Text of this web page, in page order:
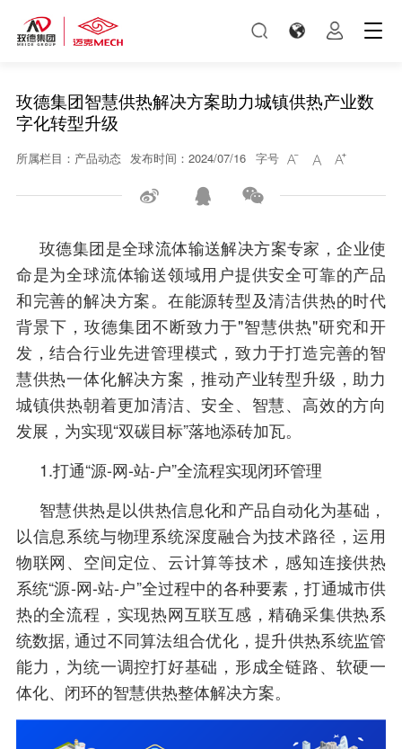
玫德集团智慧供热解决方案助力城镇供热产业数
字化转型升级
所属栏目：产品动态 发布时间：2024/07/16 字号   
  
玫德集团是全球流体输送解决方案专家，企业使
命是为全球流体输送领域用户提供安全可靠的产品
和完善的解决方案。在能源转型及清洁供热的时代
背景下，玫德集团不断致力于"智慧供热"研究和开
发，结合行业先进管理模式，致力于打造完善的智
慧供热一体化解决方案，推动产业转型升级，助力
城镇供热朝着更加清洁、安全、智慧、高效的方向
发展，为实现“双碳目标”落地添砖加瓦。
1.打通“源-网-站-户”全流程实现闭环管理
智慧供热是以供热信息化和产品自动化为基础，
以信息系统与物理系统深度融合为技术路径，运用
物联网、空间定位、云计算等技术，感知连接供热
系统“源-网-站-户”全过程中的各种要素，打通城市供
热的全流程，实现热网互联互感，精确采集供热系
统数据, 通过不同算法组合优化，提升供热系统监管
能力，为统一调控打好基础，形成全链路、软硬一
体化、闭环的智慧供热整体解决方案。